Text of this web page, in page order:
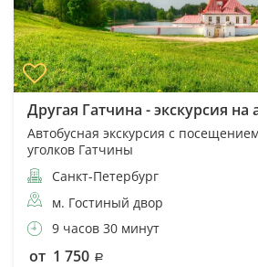
Другая Гатчина - экскурсия на
Автобусная экскурсия с
уголков Гатчины
Санкт-Петербург
м. Гостиный двор
9 часов 30 минут
от 1 750